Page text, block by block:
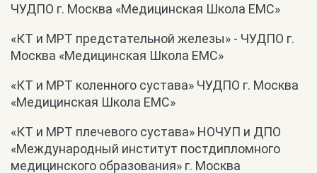
ЧУДПО г. Москва «Медицинская Школа ЕМС»
«КТ и МРТ предстательной железы» - ЧУДПО г.
Москва «Медицинская Школа ЕМС»
«КТ и МРТ коленного сустава» ЧУДПО г. Москва
«Медицинская Школа ЕМС»
«КТ и МРТ плечевого сустава» НОЧУП и ДПО
«Международный институт постдипломного
медицинского образования» г. Москва